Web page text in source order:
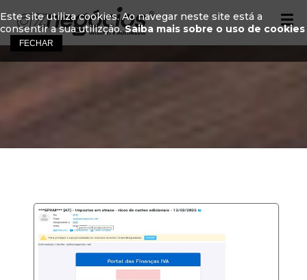
Este site utiliza cookies. Ao navegar neste site está a
consentir a sua utilizção.Saiba mais sobre o uso de cookies